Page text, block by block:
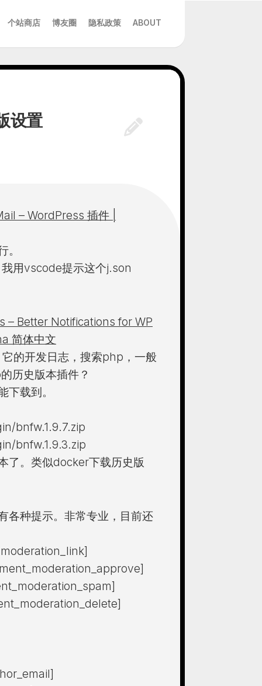
个站商店 博友圈 隐私政策 ABOUT
设置
– WordPress 插件 |
。
用vscode提示这个j.son
– Better Notifications for WP
简体中文
的开发日志，搜索php，一般
历史版本插件？
载到。
bnfw.1.9.7.zip
bnfw.1.9.3.zip
了。类似docker下载历史版
各种提示。非常专业，目前还